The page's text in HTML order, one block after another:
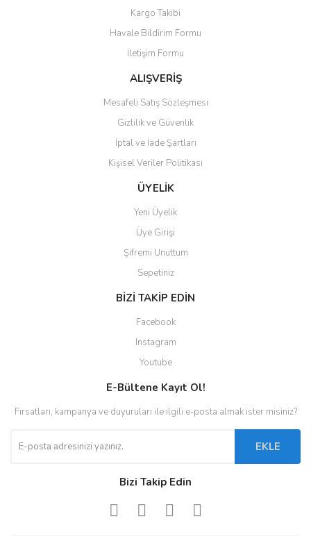
Ürün resmi kalitesiz, bozuk veya görüntülenemiyor.
Ürün açıklamasında eksik bilgiler bulunuyor.
Ürün bilgilerinde hatalar bulunuyor.
Ürün fiyatı diğer sitelerden daha pahalı.
Gönder
Kargo Takibi
Havale Bildirim Formu
İletişim Formu
ALIŞVERİŞ
Mesafeli Satış Sözleşmesi
Gizlilik ve Güvenlik
İptal ve İade Şartları
Kişisel Veriler Politikası
ÜYELİK
Yeni Üyelik
Üye Girişi
Şifremi Unuttum
Sepetiniz
BİZİ TAKİP EDİN
Facebook
Instagram
Youtube
E-Bültene Kayıt Ol!
Fırsatları, kampanya ve duyuruları ile ilgili e-posta almak ister misiniz?
EKLE
Bizi Takip Edin